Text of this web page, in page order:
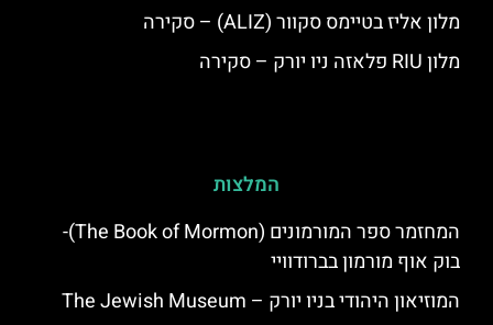
מלון אליז בטיימס סקוור (ALIZ) – סקירה
מלון RIU פלאזה ניו יורק – סקירה
המלצות
המחזמר ספר המורמונים (The Book of Mormon)-
בוק אוף מורמון בברודוויי
המוזיאון היהודי בניו יורק – The Jewish Museum